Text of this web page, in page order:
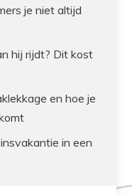
je niet altijd
hij rijdt? Dit kost
en hoe je
in een